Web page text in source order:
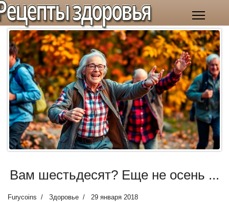
здоровья
Вам шестьдесят? Еще не осень ...
Furycoins Здоровье 29 января 2018